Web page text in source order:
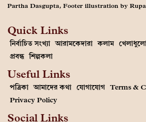
Partha Dasgupta, Footer illustration by
Quick Links
নির্বাচিত সংখ্যা আরামকেদারা কলাম
প্রবন্ধ শিল্পকলা
Useful Links
পত্রিকা আমাদের কথা যোগাযোগ Terms &
Privacy Policy
Social Links